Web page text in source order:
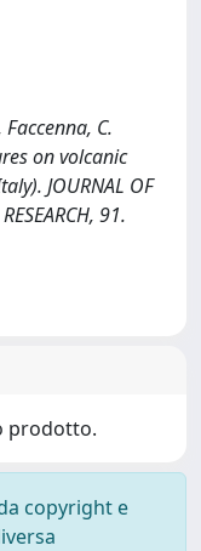
C.
on volcanic
JOURNAL OF
91.
prodotto.
copyright e